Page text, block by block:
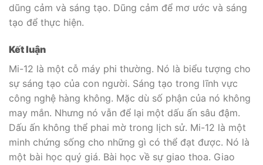
dũng cảm và sáng tạo. Dũng cảm để mơ ước và sáng
tạo để thực hiện.
Kết luận
Mi-12 là một cỗ máy phi thường. Nó là biểu tượng cho
sự sáng tạo của con người. Sáng tạo trong lĩnh vực
công nghệ hàng không. Mặc dù số phận của nó không
may mắn. Nhưng nó vẫn để lại một dấu ấn sâu đậm.
Dấu ấn không thể phai mờ trong lịch sử. Mi-12 là một
minh chứng sống cho những gì có thể đạt được. Nó là
một bài học quý giá. Bài học về sự giao thoa. Giao